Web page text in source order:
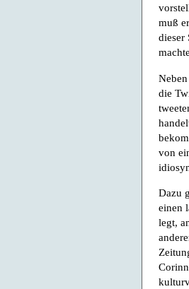
muß
dieser
die
von
Dazu
einen
legt,